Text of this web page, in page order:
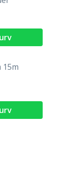
15m